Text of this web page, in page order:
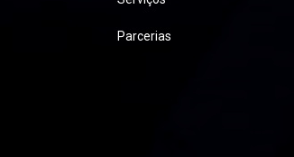
Parcerias